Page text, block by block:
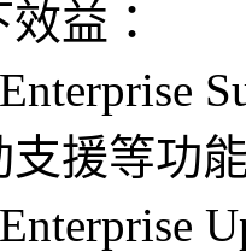
益：
援等功